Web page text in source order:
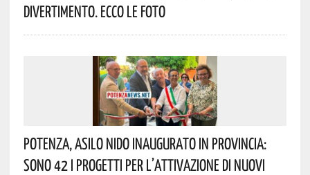
Divertimento. Ecco Le Foto
Potenza, Asilo Nido Inaugurato In Provincia:
Sono 42 I Progetti Per L’attivazione Di Nuovi